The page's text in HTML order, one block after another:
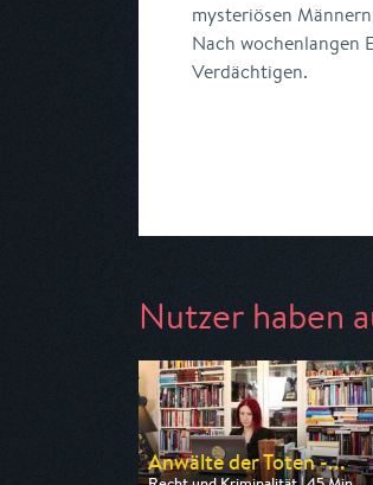
mysteriösen
Nach wochenlangen
Verdächtigen.
Nutzer haben
Anwälte der Toten -...